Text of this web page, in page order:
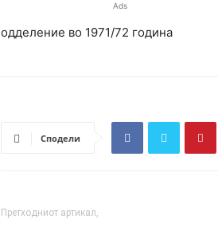
Ads
одделение во 1971/72 година
Сподели
Претходниот артикал,